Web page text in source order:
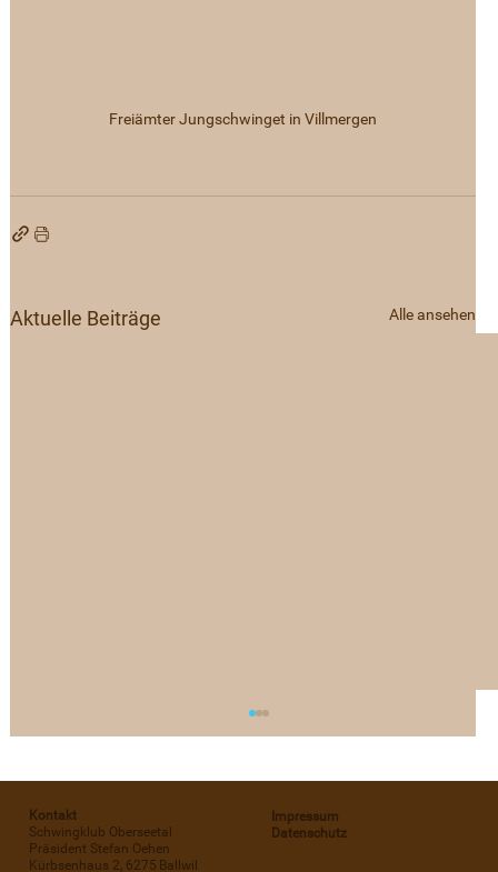
Freiämter Jungschwinget in Villmergen
Aktuelle Beiträge Alle ansehen
Kontakt
Schwingklub Oberseetal
Präsident Stefan Oehen
Kürbsenhaus 2, 6275 Ballwil
Impressum
Datenschutz